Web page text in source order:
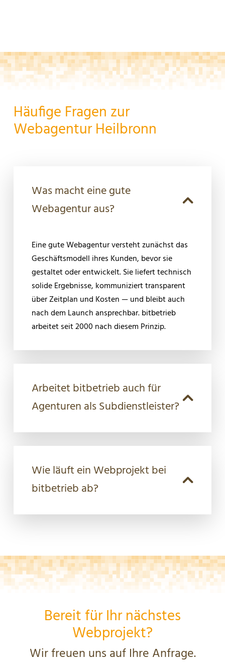
Häufige Fragen zur
Webagentur Heilbronn
Was macht eine gute
Webagentur aus?
Eine gute Webagentur versteht zunächst das
Geschäftsmodell ihres Kunden, bevor sie
gestaltet oder entwickelt. Sie liefert technisch
solide Ergebnisse, kommuniziert transparent
über Zeitplan und Kosten — und bleibt auch
nach dem Launch ansprechbar. bitbetrieb
arbeitet seit 2000 nach diesem Prinzip.
Arbeitet bitbetrieb auch für
Agenturen als Subdienstleister?
Wie läuft ein Webprojekt bei
bitbetrieb ab?
Bereit für Ihr nächstes
Webprojekt?
Wir freuen uns auf Ihre Anfrage.